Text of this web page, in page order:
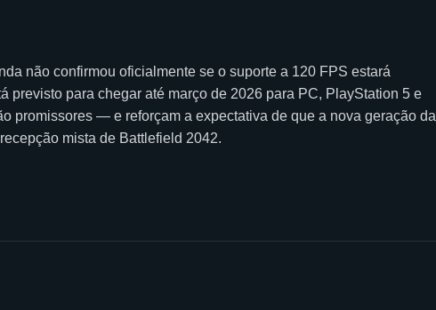
não confirmou oficialmente se o suporte a 120 FPS estará
previsto para chegar até março de 2026 para PC, PlayStation 5 e
promissores — e reforçam a expectativa de que a nova geração da
mista de Battlefield 2042.